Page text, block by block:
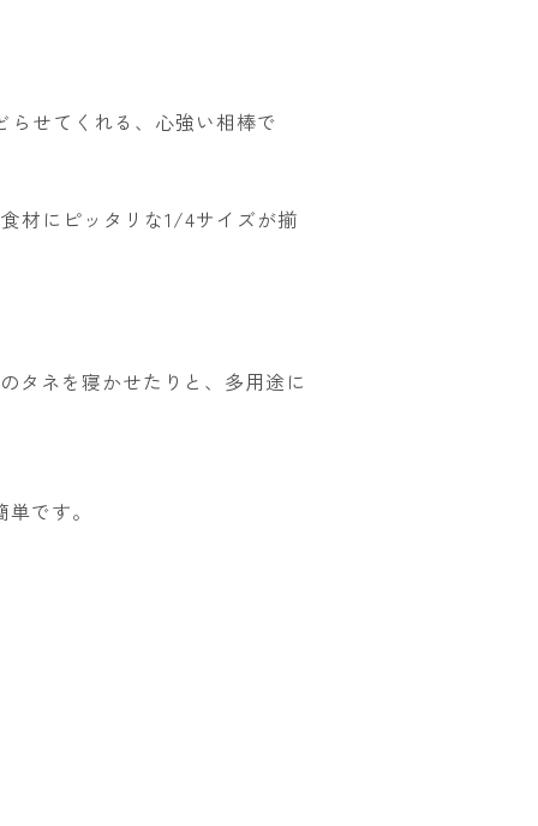
らせてくれる、心強い相棒で
材にピッタリな1/4サイズが揃
タネを寝かせたりと、多用途に
です。